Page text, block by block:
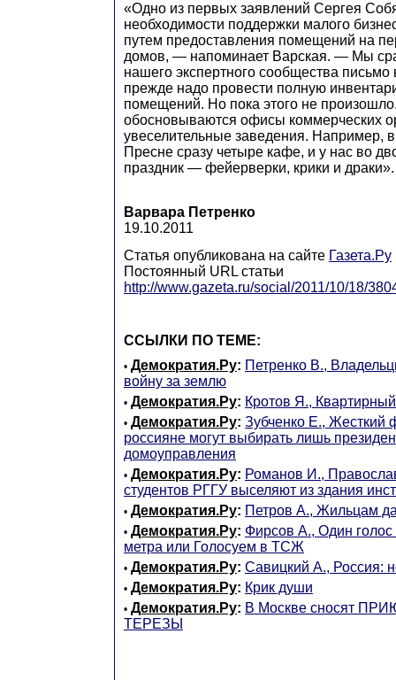
«Одно из первых заявлений Сергея
необходимости поддержки малого
путем предоставления помещений на
домов, — напоминает Варская. — Мы
нашего экспертного сообщества
прежде надо провести полную
помещений. Но пока этого не
обосновываются офисы коммерческих
увеселительные заведения. Например,
Пресне сразу четыре кафе, и у нас во
праздник — фейерверки, крики и драки».
Варвара Петренко
19.10.2011
Статья опубликована на сайте Газета.Ру
Постоянный URL статьи
http://www.gazeta.ru/social/2011/10/18/
ССЫЛКИ ПО ТЕМЕ:
• Демократия.Ру: Петренко В.,
войну за землю
• Демократия.Ру: Кротов Я.,
• Демократия.Ру: Зубченко Е., Жесткий
россияне могут выбирать лишь
домоуправления
• Демократия.Ру: Романов И.,
студентов РГГУ выселяют из здания
• Демократия.Ру: Петров А., Жильцам
• Демократия.Ру: Фирсов А., Один
метра или Голосуем в ТСЖ
• Демократия.Ру: Савицкий А., Россия:
• Демократия.Ру: Крик души
• Демократия.Ру: В Москве сносят
ТЕРЕЗЫ